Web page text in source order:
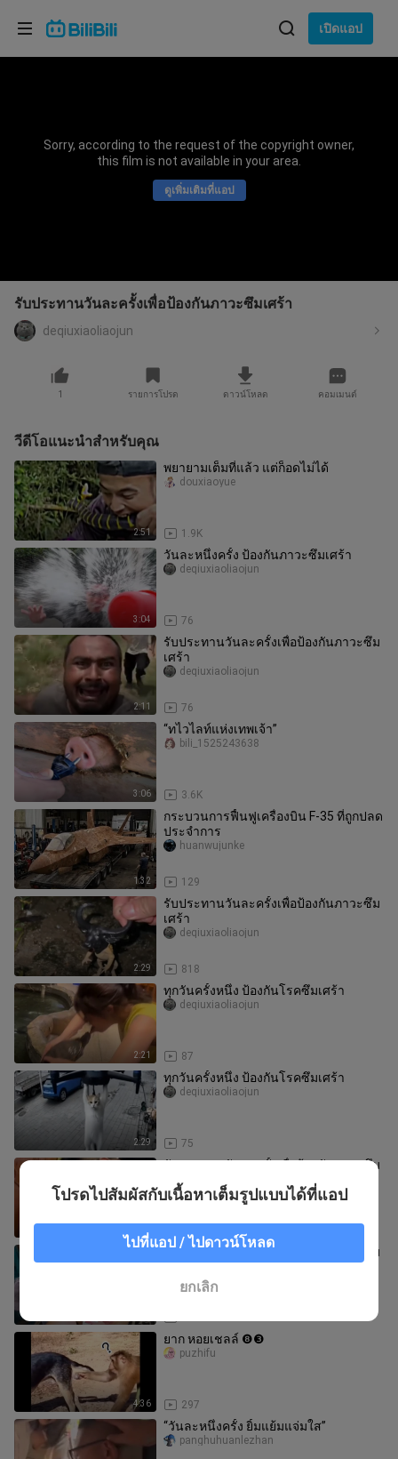
เปิดแอป
Sorry, according to the request of the copyright owner,
this film is not available in your area.
ดูเพิ่มเติมที่แอป
รับประทานวันละครั้งเพื่อป้องกันภาวะซึมเศร้า
deqiuxiaoliaojun
1 รายการโปรด ดาวน์โหลด คอมเมนต์
วีดีโอแนะนำสำหรับคุณ
2:51
พยายามเต็มที่แล้ว แต่ก็อดไม่ได้
1.9K
douxiaoyue
3:04
วันละหนึ่งครั้ง ป้องกันภาวะซึมเศร้า
76
deqiuxiaoliaojun
2:11
รับประทานวันละครั้งเพื่อป้องกันภาวะซึม
เศร้า
76
deqiuxiaoliaojun
3:06
“ทไวไลท์แห่งเทพเจ้า”
3.6K
bili_1525243638
1:32
กระบวนการฟื้นฟูเครื่องบิน F-35 ที่ถูกปลด
ประจำการ
129
huanwujunke
2:29
รับประทานวันละครั้งเพื่อป้องกันภาวะซึม
เศร้า
818
deqiuxiaoliaojun
2:21
ทุกวันครั้งหนึ่ง ป้องกันโรคซึมเศร้า
87
deqiuxiaoliaojun
2:29
ทุกวันครั้งหนึ่ง ป้องกันโรคซึมเศร้า
75
deqiuxiaoliaojun
รับประทานวันละครั้งเพื่อป้องกันภาวะซึม
เศร้า
deqiuxiaoliaojun
รับประทานวันละครั้งเพื่อป้องกันภาวะซึม
เศร้า
deqiuxiaoliaojun
4:36
ยาก หอยเชลล์ ❽❸
297
puzhifu
“วันละหนึ่งครั้ง ยิ้มแย้มแจ่มใส”
panghuhuanlezhan
โปรดไปสัมผัสกับเนื้อหาเต็มรูปแบบได้ที่แอป
ไปที่แอป / ไปดาวน์โหลด
ยกเลิก
เลือกภาษา